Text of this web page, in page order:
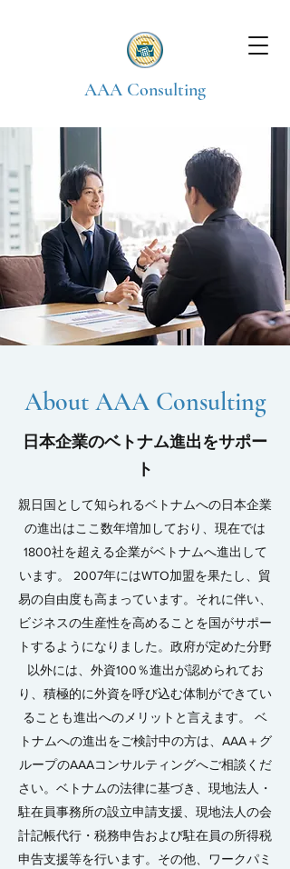
AAA Consulting
About AAA Consulting
日本企業のベトナム進出をサポー
ト
親日国として知られるベトナムへの日本企業
の進出はここ数年増加しており、現在では
1800社を超える企業がベトナムへ進出して
います。 2007年にはWTO加盟を果たし、貿
易の自由度も高まっています。それに伴い、
ビジネスの生産性を高めることを国がサポー
トするようになりました。政府が定めた分野
以外には、外資100％進出が認められてお
り、積極的に外資を呼び込む体制ができてい
ることも進出へのメリットと言えます。 ベ
トナムへの進出をご検討中の方は、AAA＋グ
ループのAAAコンサルティングへご相談くだ
さい。ベトナムの法律に基づき、現地法人・
駐在員事務所の設立申請支援、現地法人の会
計記帳代行・税務申告および駐在員の所得税
申告支援等を行います。その他、ワークパミ